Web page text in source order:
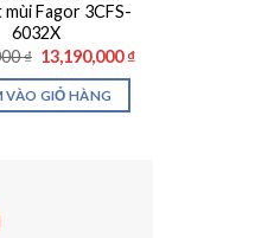
mùi Fagor 3CFS-
6032X
₫ Giá
gốc
là:
16,990,000 ₫.
13,190,000₫Giá
VÀO GIỎ HÀNG